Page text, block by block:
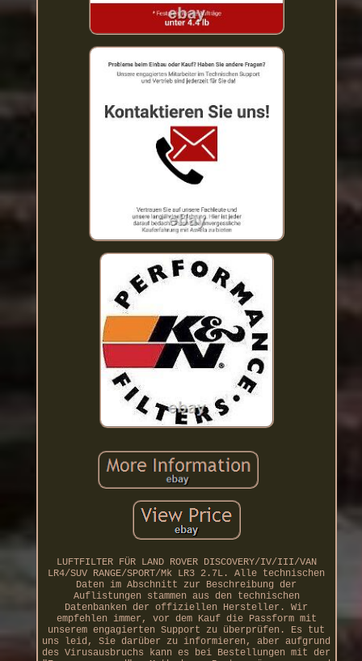
LUFTFILTER FÜR LAND ROVER DISCOVERY/IV/III/VAN
LR4/SUV RANGE/SPORT/Mk LR3 2.7L. Alle technischen
Daten im Abschnitt zur Beschreibung der
Auflistungen stammen aus den technischen
Datenbanken der offiziellen Hersteller. Wir
empfehlen immer, vor dem Kauf die Passform mit
unserem engagierten Support zu überprüfen. Es tut
uns leid, Sie darüber zu informieren, aber aufgrund
des Virusausbruchs kann es bei Bestellungen mit der